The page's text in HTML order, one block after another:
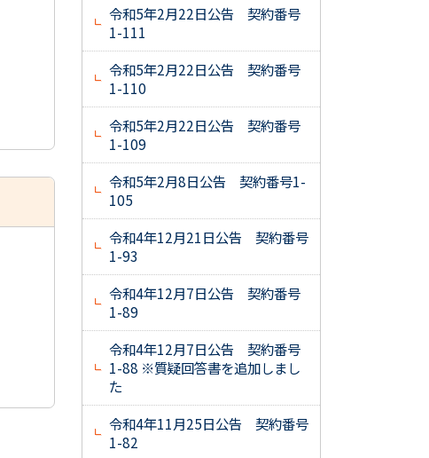
令和5年2月22日公告 契約番号
1-111
令和5年2月22日公告 契約番号
1-110
令和5年2月22日公告 契約番号
1-109
令和5年2月8日公告 契約番号1-
105
令和4年12月21日公告 契約番号
1-93
令和4年12月7日公告 契約番号
1-89
令和4年12月7日公告 契約番号
1-88 ※質疑回答書を追加しまし
た
令和4年11月25日公告 契約番号
1-82